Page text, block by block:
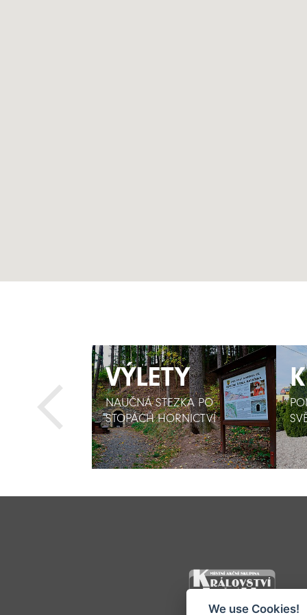
VÝLETY
NAUČNÁ STEZKA PO
STOPÁCH HORNICTVÍ
VÝLETY
NAUČNÁ STEZKA PO
STOPÁCH HORNICTVÍ
We use Cookies!